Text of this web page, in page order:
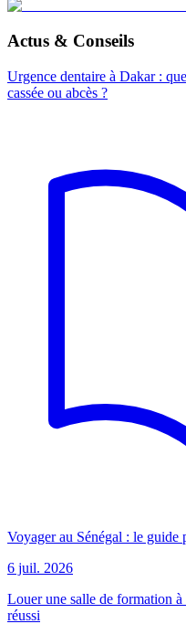
Actus & Conseils
Urgence dentaire à Dakar :
cassée ou abcès ?
Voyager au Sénégal : le guide
6 juil. 2026
Louer une salle de formation
réussi